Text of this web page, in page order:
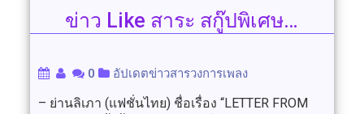
ข่าว Like สาระ สกู๊ปพิเศษ…
0 อัปเดตข่าวสารวงการเพลง
– ย่านลิเภา (แฟชั่นไทย) ชื่อเรื่อง “LETTER FROM